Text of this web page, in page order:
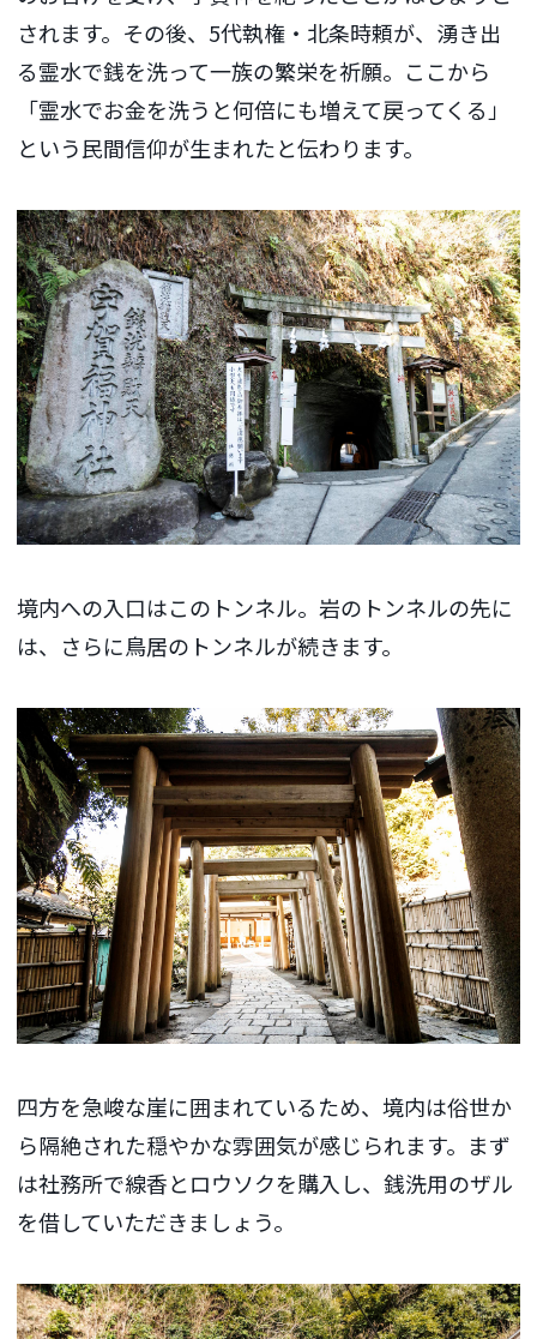
されます。その後、5代執権・北条時頼が、湧き出
る霊水で銭を洗って一族の繁栄を祈願。ここから
「霊水でお金を洗うと何倍にも増えて戻ってくる」
という民間信仰が生まれたと伝わります。
境内への入口はこのトンネル。岩のトンネルの先に
は、さらに鳥居のトンネルが続きます。
四方を急峻な崖に囲まれているため、境内は俗世か
ら隔絶された穏やかな雰囲気が感じられます。まず
は社務所で線香とロウソクを購入し、銭洗用のザル
を借していただきましょう。